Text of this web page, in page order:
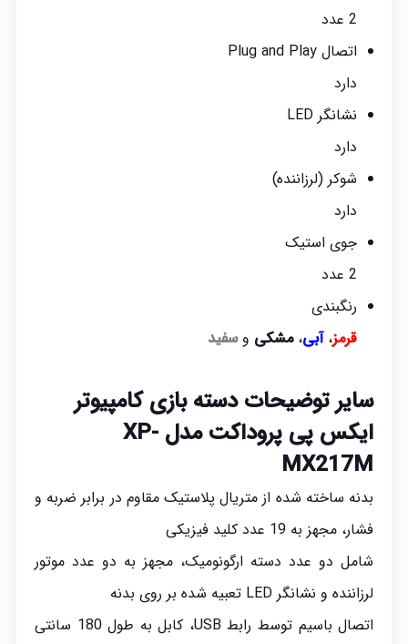
2 عدد
اتصال Plug and Play
دارد
نشانگر LED
دارد
شوکر (لرزاننده)
دارد
جوی استیک
2 عدد
رنگبندی
قرمز،آبی،مشکی وسفید
سایر توضیحاتدسته بازیکامپیوتر
ایکس پی پروداکت مدل XP-
MX217M
بدنه ساخته شده از متریال پلاستیک مقاوم در برابر ضربه و
فشار، مجهز به 19 عدد کلید فیزیکی
شامل دو عدد دسته ارگونومیک، مجهز به دو عدد موتور
لرزاننده و نشانگر LED تعبیه شده بر روی بدنه
اتصال باسیم توسط رابط USB، کابل به طول 180 سانتی